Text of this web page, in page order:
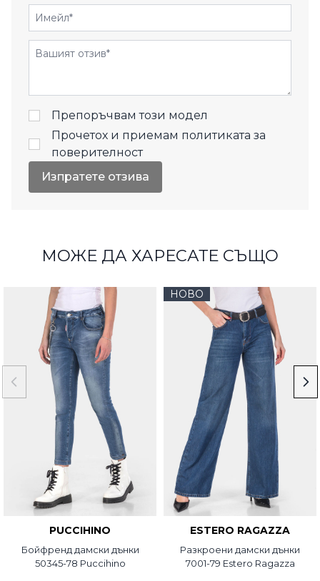
Имейл
Отзиви
Препоръчвам този модел
Прочетох и приемам политиката за
поверителност
Изпратете отзива
МОЖЕ ДА ХАРЕСАТЕ СЪЩО
PUCCIHINO
Бойфренд дамски дънки
50345-78 Puccihino
НОВО
ESTERO RAGAZZA
Разкроени дамски дънки
7001-79 Estero Ragazza